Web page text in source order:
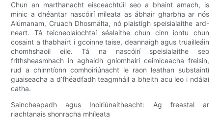
Chun an marthanacht eisceachtúil seo a bhaint amach, is
minic a dhéantar nascóirí míleata as ábhair gharbha ar nós
Alúmanam, Cruach Dhosmálta, nó plaistigh speisialaithe ard-
neart. Tá teicneolaíochtaí séalaithe chun cinn iontu chun
cosaint a thabhairt i gcoinne taise, deannaigh agus truailleáin
chomhshaoil ​​​​eile. Tá na nascóirí speisialaithe seo
frithsheasmhach in aghaidh gníomhairí ceimiceacha freisin,
rud a chinntíonn comhoiriúnacht le raon leathan substaintí
guaiseacha a d’fhéadfadh teagmháil a bheith acu leo ​​i ndálaí
catha.
Saincheapadh agus Inoiriúnaitheacht: Ag freastal ar
riachtanais shonracha mhíleata